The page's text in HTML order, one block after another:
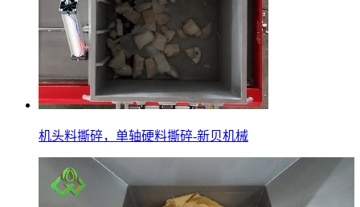
机头料撕碎，单轴硬料撕碎-新贝机械